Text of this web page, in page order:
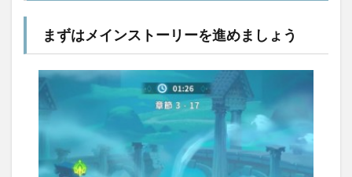
まずはメインストーリーを進めましょう